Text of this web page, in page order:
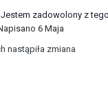
zadowolony z
6 Maja
nastąpiła zmiana